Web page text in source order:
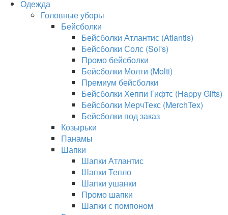
Одежда
Головные уборы
Бейсболки
Бейсболки Атлантис (Atlantis)
Бейсболки Солс (Sol's)
Промо бейсболки
Бейсболки Молти (Molti)
Премиум бейсболки
Бейсболки Хеппи Гифтс (Happy Gifts)
Бейсболки МерчТекс (MerchTex)
Бейсболки под заказ
Козырьки
Панамы
Шапки
Шапки Атлантис
Шапки Тепло
Шапки ушанки
Промо шапки
Шапки с помпоном